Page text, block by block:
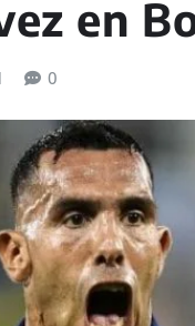
en
0